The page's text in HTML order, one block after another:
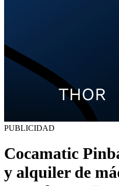
PUBLICIDAD
Cocamatic
y alquiler de